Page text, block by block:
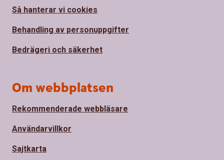
Så hanterar vi cookies
Behandling av personuppgifter
Bedrägeri och säkerhet
Om webbplatsen
Rekommenderade webbläsare
Användarvillkor
Sajtkarta